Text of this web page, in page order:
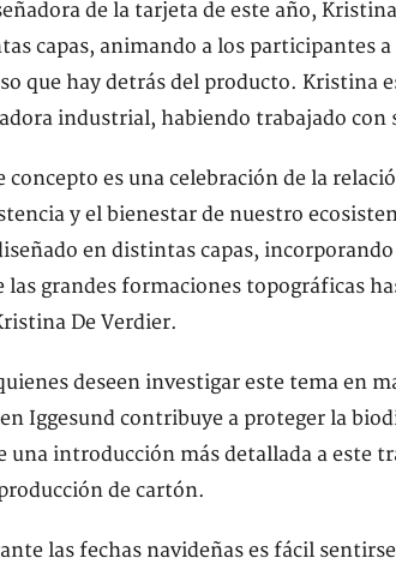
de la tarjeta de este año,
capas, animando a los participantes
que hay detrás del producto. Kristina
industrial, habiendo trabajado con
concepto es una celebración de la
y el bienestar de nuestro
en distintas capas,
las grandes formaciones topográficas
De Verdier.
deseen investigar este tema en
Iggesund contribuye a proteger la
una introducción más detallada a este
de cartón.
las fechas navideñas es fácil